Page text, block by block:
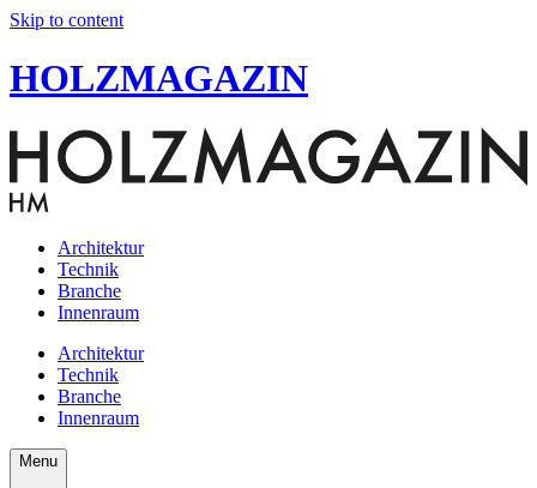
Skip to content
HOLZMAGAZIN
Architektur
Technik
Branche
Innenraum
Architektur
Technik
Branche
Innenraum
Menu